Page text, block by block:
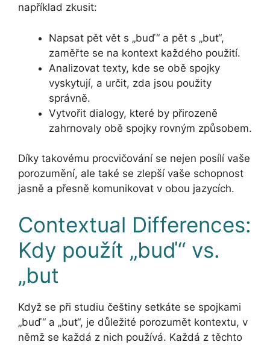
například zkusit:
Napsat pět vět s „buď“ a pět s „but“,
zaměřte se na kontext každého použití.
Analizovat texty, kde se obě spojky
vyskytují, a určit, zda jsou použity
správně.
Vytvořit dialogy, které by přirozeně
zahrnovaly obě spojky rovným způsobem.
Díky takovému procvičování se nejen posílí vaše
porozumění, ale také se zlepší vaše schopnost
jasně a přesně komunikovat v obou jazycích.
Contextual Differences:
Kdy použít „buď“ vs.
„but
Když se při studiu češtiny setkáte se spojkami
„buď“ a „but“, je důležité porozumět kontextu, v
němž se každá z nich používá. Každá z těchto